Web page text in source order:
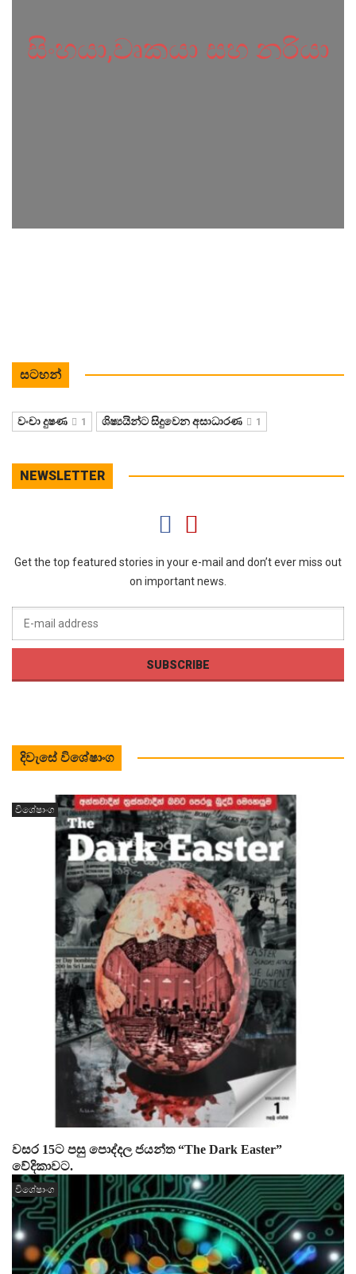
සිංහයා,වෘකයා සහ නරියා
සටහන්
වංචා දුෂණ 1 ශිෂ්‍යයින්ට සිදුවෙන අසාධාරණ 1
NEWSLETTER
Get the top featured stories in your e-mail and don’t ever miss out
on important news.
දිවැසේ විශේෂාංග
විශේෂාංග
වසර 15ට පසු පොද්දල ජයන්ත “The Dark Easter”
වේදිකාවට.
විශේෂාංග